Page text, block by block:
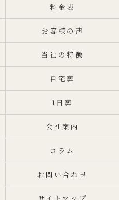
料金表
お客様の声
当社の特徴
自宅葬
1日葬
会社案内
コラム
お問い合わせ
サイトマップ